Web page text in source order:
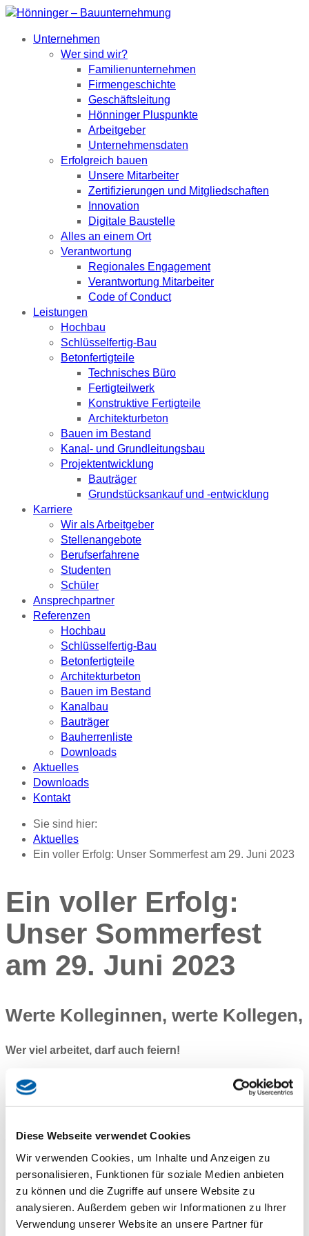
Diese Webseite verwendet Cookies
Wir verwenden Cookies, um Inhalte und Anzeigen zu
personalisieren, Funktionen für soziale Medien anbieten
zu können und die Zugriffe auf unsere Website zu
analysieren. Außerdem geben wir Informationen zu Ihrer
Verwendung unserer Website an unsere Partner für
Unternehmen
Wer sind wir?
Familienunternehmen
Firmengeschichte
Geschäftsleitung
Hönninger Pluspunkte
Arbeitgeber
Unternehmensdaten
Erfolgreich bauen
Unsere Mitarbeiter
Zertifizierungen und Mitgliedschaften
Innovation
Digitale Baustelle
Alles an einem Ort
Verantwortung
Regionales Engagement
Verantwortung Mitarbeiter
Code of Conduct
Leistungen
Hochbau
Schlüsselfertig-Bau
Betonfertigteile
Technisches Büro
Fertigteilwerk
Konstruktive Fertigteile
Architekturbeton
Bauen im Bestand
Kanal- und Grundleitungsbau
Projektentwicklung
Bauträger
Grundstücksankauf und -entwicklung
Karriere
Wir als Arbeitgeber
Stellenangebote
Berufserfahrene
Studenten
Schüler
Ansprechpartner
Referenzen
Hochbau
Schlüsselfertig-Bau
Betonfertigteile
Architekturbeton
Bauen im Bestand
Kanalbau
Bauträger
Bauherrenliste
Downloads
Aktuelles
Downloads
Kontakt
Sie sind hier:
Aktuelles
Ein voller Erfolg: Unser Sommerfest am 29. Juni 2023
Ein voller Erfolg:
Unser Sommerfest
am 29. Juni 2023
Werte Kolleginnen, werte Kollegen,
Wer viel arbeitet, darf auch feiern!
Hönninger Sommerfest 2023
langersehnten Sommerfest versammelt, und was sollen wir
sagen – es war einfach großartig! Die lauen Temperaturen
hielten bis in die Nacht an. Aber wir haben nicht nur das
Wetter genossen, durch das super Essen von Ritzer Catering
kamen auch unsere Geschmacksknospen nicht zu kurz.